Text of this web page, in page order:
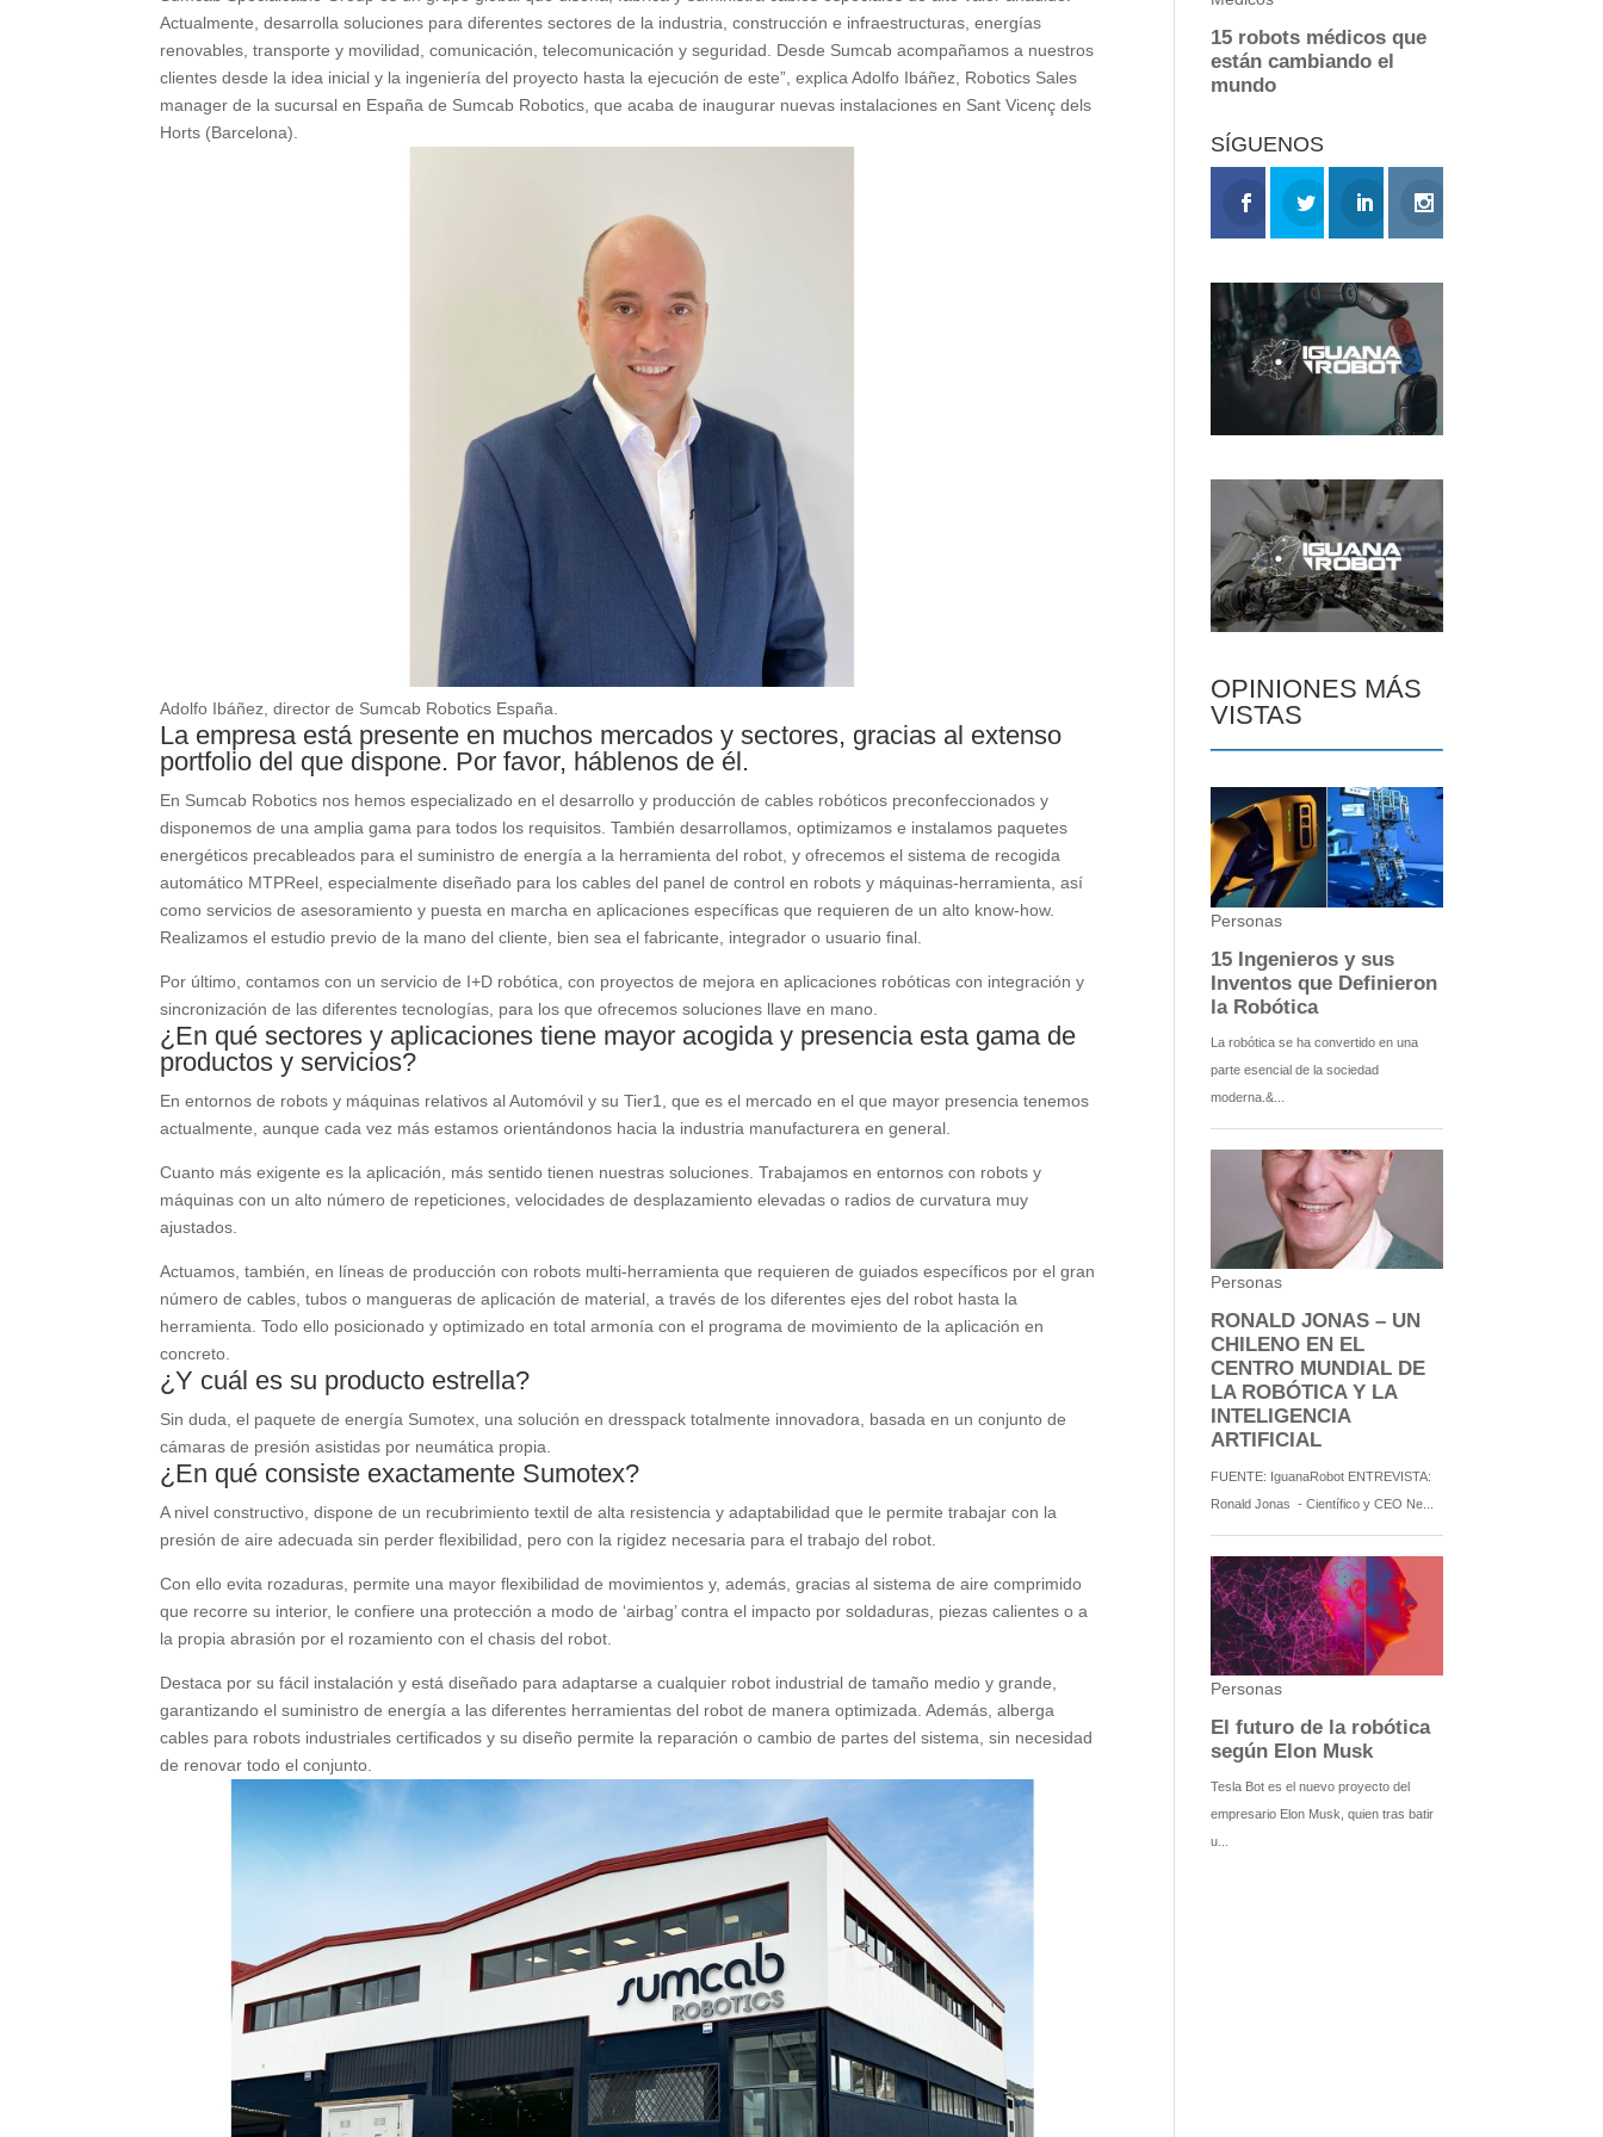
Actualmente, desarrolla soluciones para diferentes sectores de la industria, construcción e infraestructuras, energías
renovables, transporte y movilidad, comunicación, telecomunicación y seguridad. Desde Sumcab acompañamos a nuestros
clientes desde la idea inicial y la ingeniería del proyecto hasta la ejecución de este”, explica Adolfo Ibáñez, Robotics Sales
manager de la sucursal en España de Sumcab Robotics, que acaba de inaugurar nuevas instalaciones en Sant Vicenç dels
Horts (Barcelona).
Adolfo Ibáñez, director de Sumcab Robotics España.
La empresa está presente en muchos mercados y sectores, gracias al extenso
portfolio del que dispone. Por favor, háblenos de él.
En Sumcab Robotics nos hemos especializado en el desarrollo y producción de cables robóticos preconfeccionados y
disponemos de una amplia gama para todos los requisitos. También desarrollamos, optimizamos e instalamos paquetes
energéticos precableados para el suministro de energía a la herramienta del robot, y ofrecemos el sistema de recogida
automático MTPReel, especialmente diseñado para los cables del panel de control en robots y máquinas-herramienta, así
como servicios de asesoramiento y puesta en marcha en aplicaciones específicas que requieren de un alto know-how.
Realizamos el estudio previo de la mano del cliente, bien sea el fabricante, integrador o usuario final.
Por último, contamos con un servicio de I+D robótica, con proyectos de mejora en aplicaciones robóticas con integración y
sincronización de las diferentes tecnologías, para los que ofrecemos soluciones llave en mano.
¿En qué sectores y aplicaciones tiene mayor acogida y presencia esta gama de
productos y servicios?
En entornos de robots y máquinas relativos al Automóvil y su Tier1, que es el mercado en el que mayor presencia tenemos
actualmente, aunque cada vez más estamos orientándonos hacia la industria manufacturera en general.
Cuanto más exigente es la aplicación, más sentido tienen nuestras soluciones. Trabajamos en entornos con robots y
máquinas con un alto número de repeticiones, velocidades de desplazamiento elevadas o radios de curvatura muy
ajustados.
Actuamos, también, en líneas de producción con robots multi-herramienta que requieren de guiados específicos por el gran
número de cables, tubos o mangueras de aplicación de material, a través de los diferentes ejes del robot hasta la
herramienta. Todo ello posicionado y optimizado en total armonía con el programa de movimiento de la aplicación en
concreto.
¿Y cuál es su producto estrella?
Sin duda, el paquete de energía Sumotex, una solución en dresspack totalmente innovadora, basada en un conjunto de
cámaras de presión asistidas por neumática propia.
¿En qué consiste exactamente Sumotex?
A nivel constructivo, dispone de un recubrimiento textil de alta resistencia y adaptabilidad que le permite trabajar con la
presión de aire adecuada sin perder flexibilidad, pero con la rigidez necesaria para el trabajo del robot.
Con ello evita rozaduras, permite una mayor flexibilidad de movimientos y, además, gracias al sistema de aire comprimido
que recorre su interior, le confiere una protección a modo de ‘airbag’ contra el impacto por soldaduras, piezas calientes o a
la propia abrasión por el rozamiento con el chasis del robot.
Destaca por su fácil instalación y está diseñado para adaptarse a cualquier robot industrial de tamaño medio y grande,
garantizando el suministro de energía a las diferentes herramientas del robot de manera optimizada. Además, alberga
cables para robots industriales certificados y su diseño permite la reparación o cambio de partes del sistema, sin necesidad
de renovar todo el conjunto.
SÍGUENOS
OPINIONES MÁS
VISTAS